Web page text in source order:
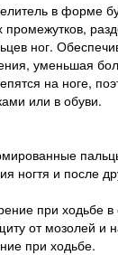
в форме
ног.
уменьшая
на ноге,
или в обуви.
ногтя и после
при ходьбе в
от мозолей и
при ходьбе.